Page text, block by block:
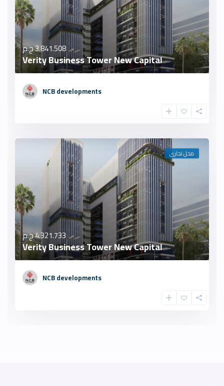
3.841.508 ج.م
Verity Business Tower New Capital
NCB developments
محل تجارى
4.321.733 ج.م
Verity Business Tower New Capital
NCB developments